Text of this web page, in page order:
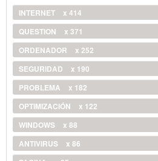
INTERNET
x 414
QUESTION
x 371
ORDENADOR
x 252
SEGURIDAD
x 190
PROBLEMA
x 182
OPTIMIZACIÓN
x 122
WINDOWS
x 88
ANTIVIRUS
x 86